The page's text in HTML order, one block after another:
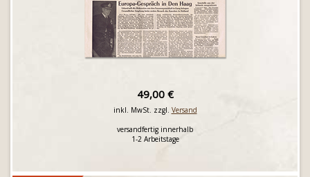
49,00 €
inkl. MwSt. zzgl. Versand
versandfertig innerhalb
1-2 Arbeitstage